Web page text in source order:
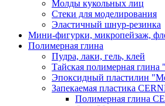
Молды кукольных лиц
Стеки для моделирования
Эластичный шнур-резинка
Мини-фигурки, микропейзаж,
Полимерная глина
Пудра, лаки, гель, клей
Тайская полимерная глина
Эпоксидный пластилин
Запекаемая пластика
Полимерная глина